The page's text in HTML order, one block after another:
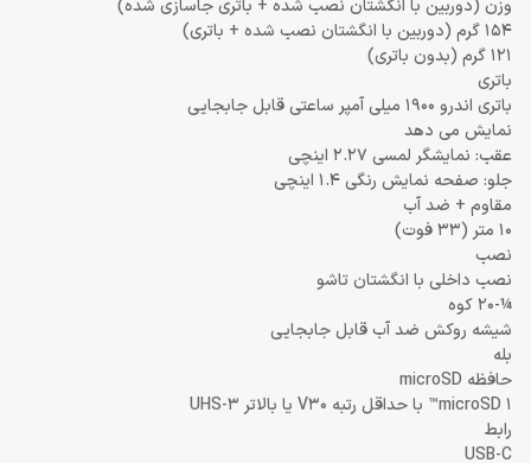
وزن (دوربین با انگشتان نصب شده + باتری جاسازی شده)
154 گرم (دوربین با انگشتان نصب شده + باتری)
121 گرم (بدون باتری)
باتری
باتری اندرو 1900 میلی آمپر ساعتی قابل جابجایی
نمایش می دهد
عقب: نمایشگر لمسی 2.27 اینچی
جلو: صفحه نمایش رنگی 1.4 اینچی
مقاوم + ضد آب
10 متر (33 فوت)
نصب
نصب داخلی با انگشتان تاشو
¼-20 کوه
شیشه روکش ضد آب قابل جابجایی
بله
حافظه microSD
1 microSD™ با حداقل رتبه V30 یا بالاتر UHS-3
رابط
USB-C